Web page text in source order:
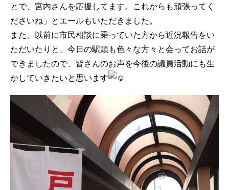
とで、宮内さんを応援してます。これからも頑張ってく
ださいね」とエールもいただきました。
また、以前に市民相談に乗っていた方から近況報告をい
ただいたりと、今日の駅頭も色々な方々と会ってお話が
できましたので、皆さんのお声を今後の議員活動にも生
かしていきたいと思います